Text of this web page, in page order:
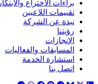
براءات الاختراع والابتكار
تقييمات اللاعبين
نبذة عن الشركة
رؤيتنا
الإنجازات
المسابقات والفعاليات
استشارة الخدمة
اتصل بنا